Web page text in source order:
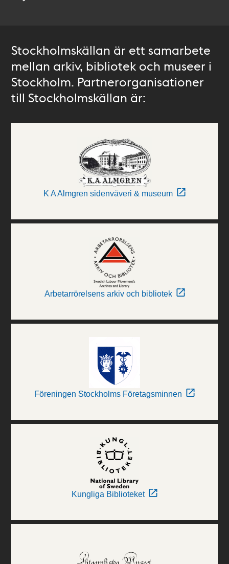
Stockholmskällan är ett samarbete
mellan arkiv, bibliotek och museer i
Stockholm. Partnerorganisationer
till Stockholmskällan är:
K A Almgren sidenväveri & museum
Arbetarrörelsens arkiv och bibliotek
Föreningen Stockholms Företagsminnen
Kungliga Biblioteket